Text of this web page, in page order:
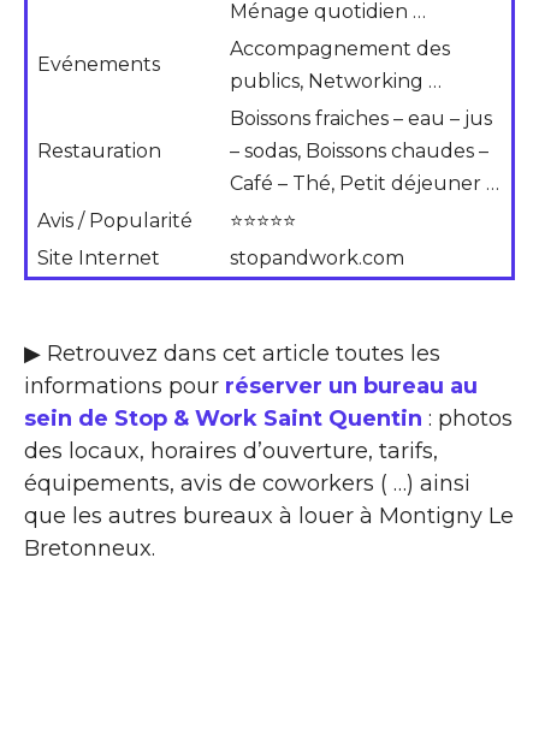
Ménage quotidien …
Evénements
Accompagnement des
publics, Networking …
Restauration
Boissons fraiches – eau – jus
– sodas, Boissons chaudes –
Café – Thé, Petit déjeuner …
Avis / Popularité
⭐⭐⭐⭐⭐
Site Internet
stopandwork.com
▶ Retrouvez dans cet article toutes les
informations pour réserver un bureau au
sein de Stop & Work Saint Quentin : photos
des locaux, horaires d’ouverture, tarifs,
équipements, avis de coworkers ( …) ainsi
que les autres bureaux à louer à Montigny Le
Bretonneux.